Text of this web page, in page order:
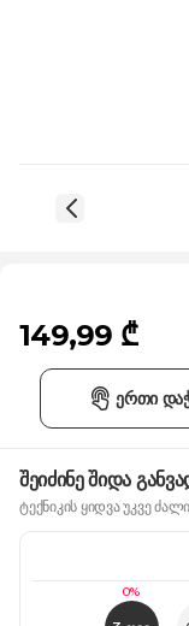
149,99 ₾
ერთი
შეიძინე შიდა
ტექნიკის ყიდვა უკვე
0%